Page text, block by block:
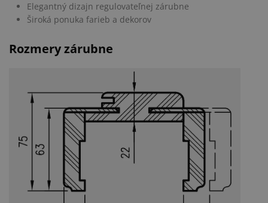
Elegantný dizajn regulovateľnej zárubne
Široká ponuka farieb a dekorov
Rozmery zárubne